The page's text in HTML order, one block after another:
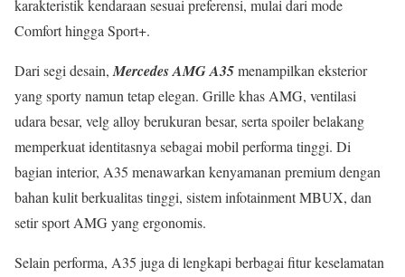
karakteristik kendaraan sesuai preferensi, mulai dari mode
Comfort hingga Sport+.
Dari segi desain, Mercedes AMG A35menampilkan eksterior
yang sporty namun tetap elegan. Grille khas AMG, ventilasi
udara besar, velg alloy berukuran besar, serta spoiler belakang
memperkuat identitasnya sebagai mobil performa tinggi. Di
bagian interior, A35 menawarkan kenyamanan premium dengan
bahan kulit berkualitas tinggi, sistem infotainment MBUX, dan
setir sport AMG yang ergonomis.
Selain performa, A35 juga di lengkapi berbagai fitur keselamatan